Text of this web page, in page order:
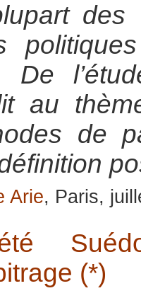
des
De
au
de
Arie, Paris,
(*)